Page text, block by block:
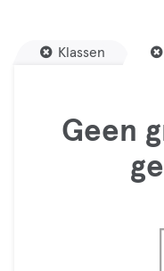
Klassen
Geen